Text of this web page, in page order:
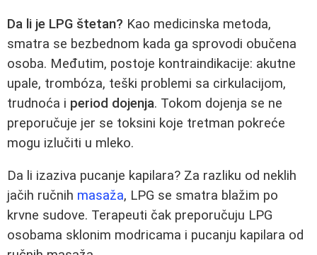
Da li je LPG štetan? Kao medicinska metoda,
smatra se bezbednom kada ga sprovodi obučena
osoba. Međutim, postoje kontraindikacije: akutne
upale, trombóza, teški problemi sa cirkulacijom,
trudnoća i period dojenja. Tokom dojenja se ne
preporučuje jer se toksini koje tretman pokreće
mogu izlučiti u mleko.
Da li izaziva pucanje kapilara? Za razliku od neklih
jačih ručnih masaža, LPG se smatra blažim po
krvne sudove. Terapeuti čak preporučuju LPG
osobama sklonim modricama i pucanju kapilara od